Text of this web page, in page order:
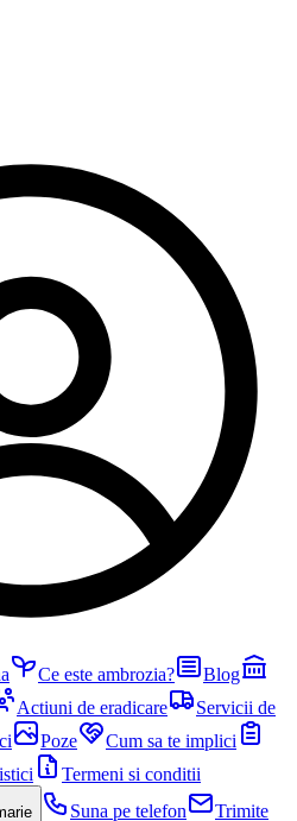
Ce este ambrozia?
Blog
Actiuni de eradicare
Servicii de
Poze
Cum sa te implici
Termeni si conditii
Suna pe telefon
Trimite